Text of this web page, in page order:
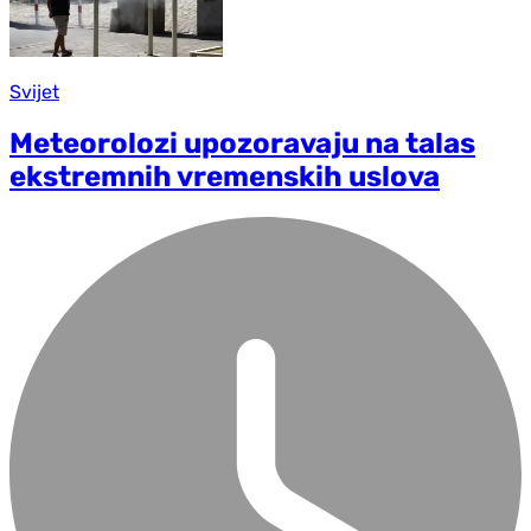
Svijet
Meteorolozi upozoravaju na talas
ekstremnih vremenskih uslova